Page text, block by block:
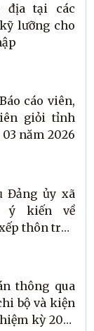
địa tại các
lưỡng cho
cáo viên,
giỏi tỉnh
năm 2026
Đảng ủy xã
ý kiến về
thôn trên
thông qua
bộ và kiện
kỳ 2025